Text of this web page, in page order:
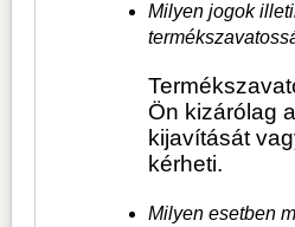
Milyen jogok
Ön kizárólag
kijavítását
kérheti.
Milyen esetben